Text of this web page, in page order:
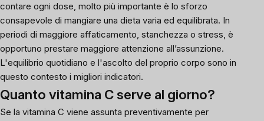
contare ogni dose, molto più importante è lo sforzo
consapevole di mangiare una dieta varia ed equilibrata. In
periodi di maggiore affaticamento, stanchezza o stress, è
opportuno prestare maggiore attenzione all’assunzione.
L'equilibrio quotidiano e l'ascolto del proprio corpo sono in
questo contesto i migliori indicatori.
Quanto vitamina C serve al giorno?
Se la vitamina C viene assunta preventivamente per